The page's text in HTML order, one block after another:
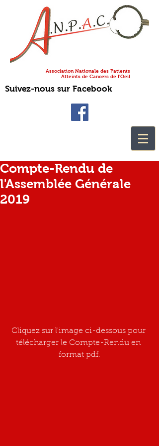
Association Nationale des Patients
Atteints de Cancers de l'Oeil
Suivez-nous sur Facebook
Compte-Rendu de
l'Assemblée Générale
2019
Cliquez sur l'image ci-dessous pour
télécharger le Compte-Rendu en
format pdf.